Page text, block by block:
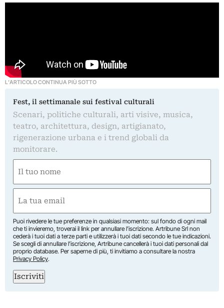
L'ARTICOLO CONTINUA PIÙ SOTTO
Fest, il settimanale sui festival culturali
Scenari, politiche culturali, arti visive, musica,
teatro, architettura, design, artigianato,
rigenerazione urbana e i trend globali da
monitorare.
(Required)
First
(Required)
Puoi rivedere le tue preferenze in qualsiasi momento: sul fondo di ogni mail
che ti invieremo, troverai il link per annullare l’iscrizione. Artribune Srl non
cederà i tuoi dati a terze parti e utilizzerà i tuoi dati secondo le tue indicazioni.
Se scegli di annullare l’iscrizione, Artribune cancellerà i tuoi dati personali dal
proprio database. Per saperne di più, ti invitiamo a consultare la nostra
Privacy Policy.
Iscriviti